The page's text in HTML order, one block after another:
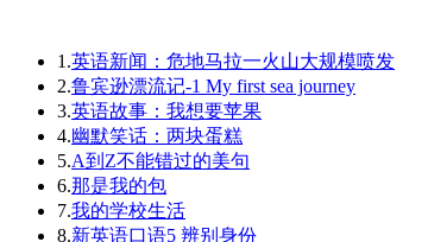
1.英语新闻：危地马拉一火山大规模喷发
2.鲁宾逊漂流记-1 My first sea journey
3.英语故事：我想要苹果
4.幽默笑话：两块蛋糕
5.A到Z不能错过的美句
6.那是我的包
7.我的学校生活
8.新英语口语5 辨别身份